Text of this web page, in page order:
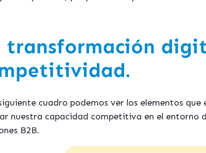
transformación
cuadro podemos ver los elementos
nuestra capacidad competitiva en el entorno
B2B.